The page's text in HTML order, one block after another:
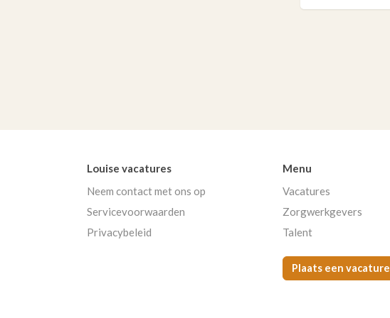
Louise vacatures
Neem contact met ons op
Servicevoorwaarden
Privacybeleid
Menu
Vacatures
Zorgwerkgevers
Talent
Plaats een vacature